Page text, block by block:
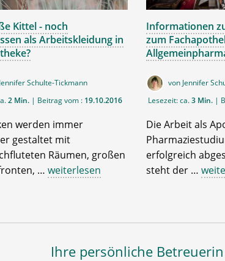
Kittel - noch
als Arbeitskleidung in
Schulte-Tickmann
2 Min. | Beitrag vom : 19.10.2016
werden immer
gestaltet mit
Räumen, großen
… weiterlesen
Informationen
zum
von Jennifer
Lesezeit: ca.3 Min. |
Die Arbeit als
erfolgreich
steht der …
Ihre persönliche Betreuerin